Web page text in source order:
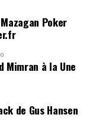
€
Poker
Mimran à la Une
de Gus Hansen